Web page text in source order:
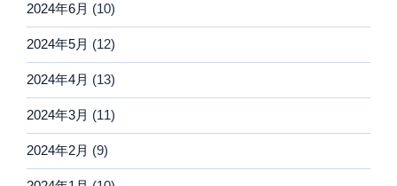
2024年6月 (10)
2024年5月 (12)
2024年4月 (13)
2024年3月 (11)
2024年2月 (9)